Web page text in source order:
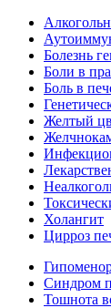
Болезнь
Боли в
Боль в
Желтый
Холангит
Цирроз
Синдром
Тошнота